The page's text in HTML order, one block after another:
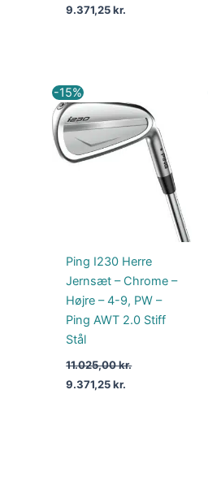
9.371,25kr.
-15%
Ping I230 Herre
Jernsæt – Chrome –
Højre – 4-9, PW –
Ping AWT 2.0 Stiff
Stål
11.025,00kr.
Den
oprindelige
pris
var:
11.025,00 kr..
9.371,25kr.
aktuelle
pris
er:
9.371,25 kr..